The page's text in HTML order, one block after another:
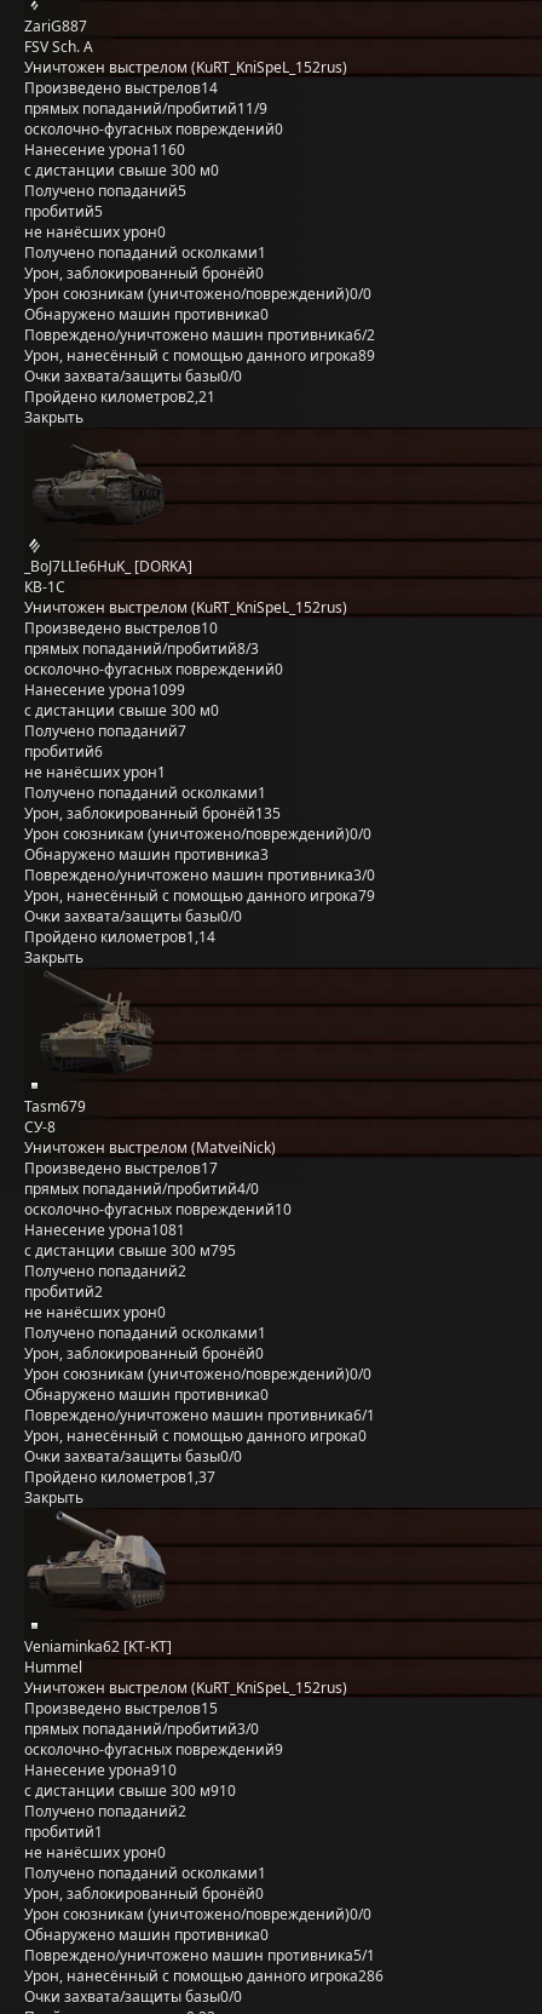
ZariG887
FSV Sch. A
Уничтожен выстрелом (KuRT_KniSpeL_152rus)
Произведено выстрелов14
прямых попаданий/пробитий11/9
осколочно-фугасных повреждений0
Нанесение урона1160
с дистанции свыше 300 м0
Получено попаданий5
пробитий5
не нанёсших урон0
Получено попаданий осколками1
Урон, заблокированный бронёй0
Урон союзникам (уничтожено/повреждений)0/0
Обнаружено машин противника0
Повреждено/уничтожено машин противника6/2
Урон, нанесённый с помощью данного игрока89
Очки захвата/защиты базы0/0
Пройдено километров2,21
Закрыть
_BoJ7LLIe6HuK_ [DORKA]
КВ-1С
Уничтожен выстрелом (KuRT_KniSpeL_152rus)
Произведено выстрелов10
прямых попаданий/пробитий8/3
осколочно-фугасных повреждений0
Нанесение урона1099
с дистанции свыше 300 м0
Получено попаданий7
пробитий6
не нанёсших урон1
Получено попаданий осколками1
Урон, заблокированный бронёй135
Урон союзникам (уничтожено/повреждений)0/0
Обнаружено машин противника3
Повреждено/уничтожено машин противника3/0
Урон, нанесённый с помощью данного игрока79
Очки захвата/защиты базы0/0
Пройдено километров1,14
Закрыть
Tasm679
СУ-8
Уничтожен выстрелом (MatveiNick)
Произведено выстрелов17
прямых попаданий/пробитий4/0
осколочно-фугасных повреждений10
Нанесение урона1081
с дистанции свыше 300 м795
Получено попаданий2
пробитий2
не нанёсших урон0
Получено попаданий осколками1
Урон, заблокированный бронёй0
Урон союзникам (уничтожено/повреждений)0/0
Обнаружено машин противника0
Повреждено/уничтожено машин противника6/1
Урон, нанесённый с помощью данного игрока0
Очки захвата/защиты базы0/0
Пройдено километров1,37
Закрыть
Veniaminka62 [KT-KT]
Hummel
Уничтожен выстрелом (KuRT_KniSpeL_152rus)
Произведено выстрелов15
прямых попаданий/пробитий3/0
осколочно-фугасных повреждений9
Нанесение урона910
с дистанции свыше 300 м910
Получено попаданий2
пробитий1
не нанёсших урон0
Получено попаданий осколками1
Урон, заблокированный бронёй0
Урон союзникам (уничтожено/повреждений)0/0
Обнаружено машин противника0
Повреждено/уничтожено машин противника5/1
Урон, нанесённый с помощью данного игрока286
Очки захвата/защиты базы0/0